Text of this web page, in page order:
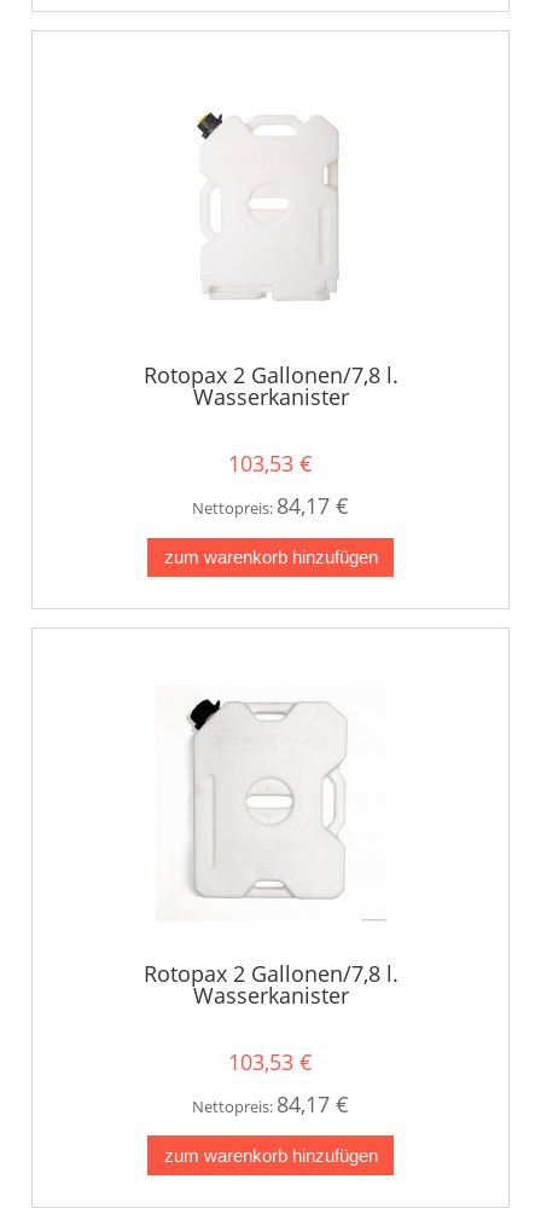
Rotopax 2 Gallonen/7,8 l.
Wasserkanister
103,53 €
Nettopreis: 84,17 €
zum warenkorb hinzufügen
Rotopax 2 Gallonen/7,8 l.
Wasserkanister
103,53 €
Nettopreis: 84,17 €
zum warenkorb hinzufügen